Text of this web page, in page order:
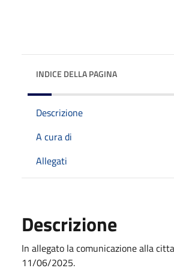
INDICE DELLA PAGINA
Descrizione
A cura di
Allegati
Descrizione
In allegato la comunicazione alla
11/06/2025.